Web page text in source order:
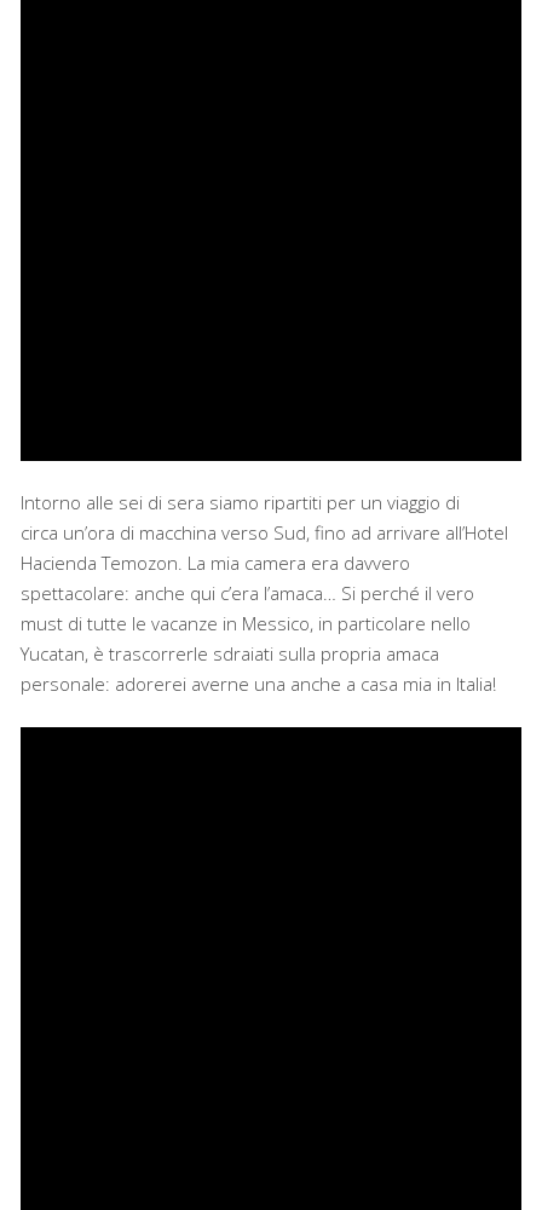
Intorno alle sei di sera siamo ripartiti per un viaggio di
circa un’ora di macchina verso Sud, fino ad arrivare all’Hotel
Hacienda Temozon. La mia camera era davvero
spettacolare: anche qui c’era l’amaca… Si perché il vero
must di tutte le vacanze in Messico, in particolare nello
Yucatan, è trascorrerle sdraiati sulla propria amaca
personale: adorerei averne una anche a casa mia in Italia!